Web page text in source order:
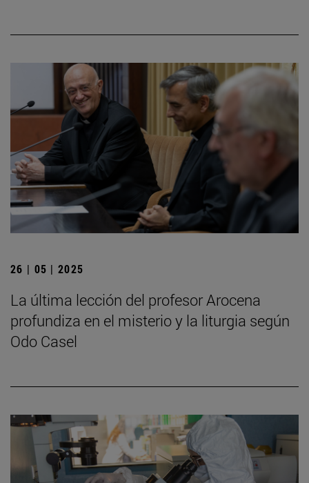
26 | 05 | 2025
La última lección del profesor Arocena
profundiza en el misterio y la liturgia según
Odo Casel